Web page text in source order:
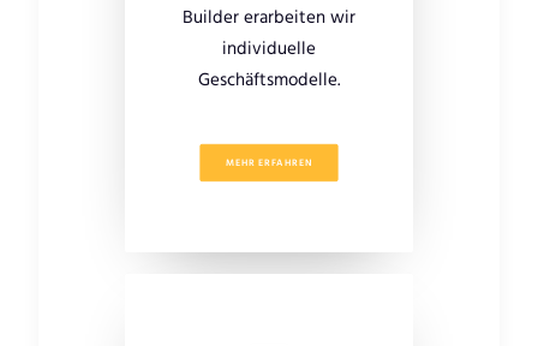
Builder erarbeiten wir
individuelle
Geschäftsmodelle.
MEHR ERFAHREN